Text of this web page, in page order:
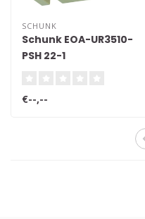
SCHUNK
Schunk EOA-UR3510-
PSH 22-1
€--,--